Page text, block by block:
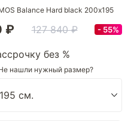
Balance Hard black 200х195
₽ 127 840 ₽ 55%
без %
нашли нужный размер?